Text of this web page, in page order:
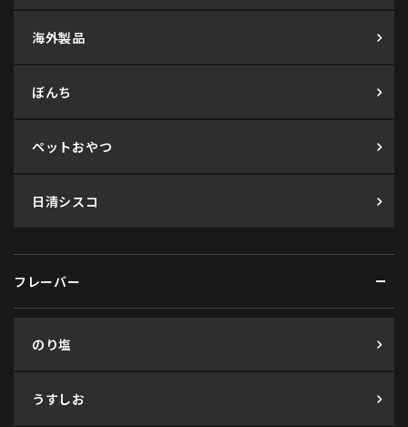
海外製品
ぼんち
ペットおやつ
日清シスコ
フレーバー
のり塩
うすしお